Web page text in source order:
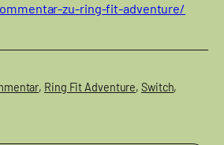
zu-ring-fit-adventure/
, Ring Fit Adventure, Switch